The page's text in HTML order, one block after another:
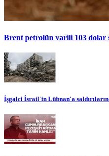
Brent petrolün varili 103 dolar
İşgalci İsrail'in Lübnan'a